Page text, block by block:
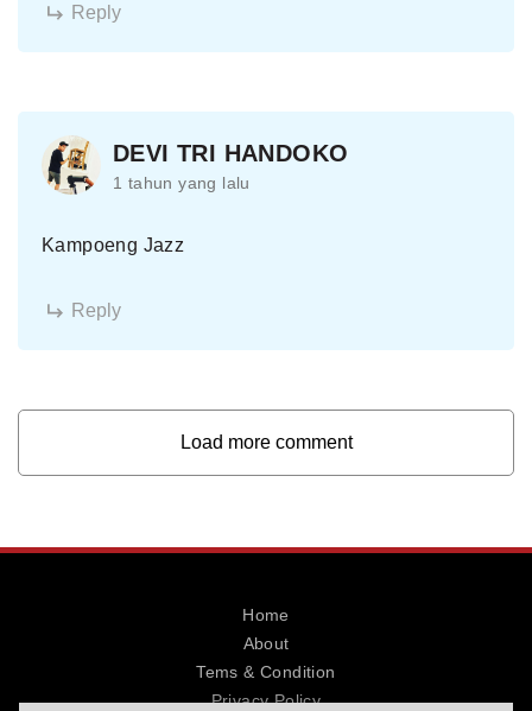
Reply
DEVI TRI HANDOKO
1 tahun yang lalu
Kampoeng Jazz
Reply
Load more comment
Home
About
Tems & Condition
Privacy Policy